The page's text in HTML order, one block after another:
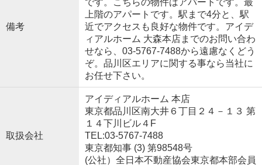
備考
です。こちらの物件はアパートです。最
上階のアパートです。駅まで4分と、駅
近でアクセスも良好な物件です。アイデ
ィアルホーム 大森本店までのお問い合わ
せなら、03-5767-7488から遠慮なくどう
ぞ。品川区エリアに関する事なら当社に
お任せ下さい。
取扱会社
アイディアルホーム 本店
東京都品川区南大井６丁目２４－１３ 第
１４下川ビル４F
TEL:03-5767-7488
東京都知事 (3) 第98548号
(公社）全日本不動産協会東京都本部会員